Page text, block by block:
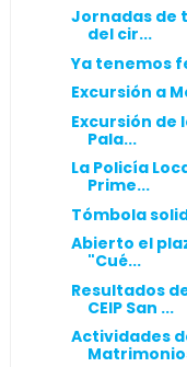
Jornadas de
del cir...
Ya tenemos
Excursión a
Excursión de
Pala...
La Policía
Prime...
Tómbola
Abierto el
"Cué...
Resultados
CEIP San ...
Actividades